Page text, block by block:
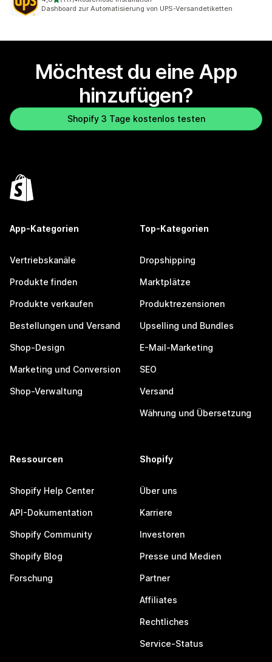
117 Rezensionen insgesamt
Dashboard zur Automatisierung von UPS-Versandetiketten
Möchtest du eine App
hinzufügen?
Shopify 3 Tage kostenlos testen
App-Kategorien
Vertriebskanäle
Produkte finden
Produkte verkaufen
Bestellungen und Versand
Shop-Design
Marketing und Conversion
Shop-Verwaltung
Top-Kategorien
Dropshipping
Marktplätze
Produktrezensionen
Upselling und Bundles
E-Mail-Marketing
SEO
Versand
Währung und Übersetzung
Ressourcen
Shopify Help Center
API-Dokumentation
Shopify Community
Shopify Blog
Forschung
Shopify
Über uns
Karriere
Investoren
Presse und Medien
Partner
Affiliates
Rechtliches
Service-Status